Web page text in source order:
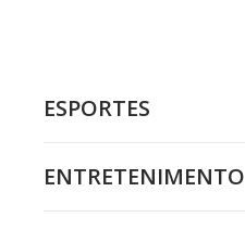
ESPORTES
ENTRETENIMENTO